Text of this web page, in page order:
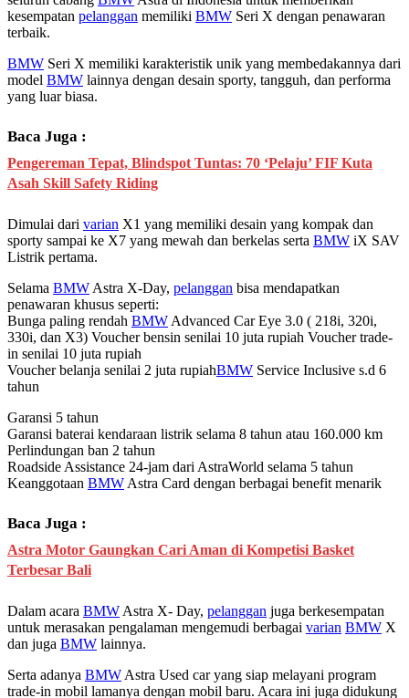
kesempatan pelanggan memiliki BMW Seri X dengan penawaran
terbaik.
BMW Seri X memiliki karakteristik unik yang membedakannya dari
model BMW lainnya dengan desain sporty, tangguh, dan performa
yang luar biasa.
Baca Juga :
Pengereman Tepat, Blindspot Tuntas: 70 ‘Pelaju’ FIF Kuta
Asah Skill Safety Riding
Dimulai dari varian X1 yang memiliki desain yang kompak dan
sporty sampai ke X7 yang mewah dan berkelas serta BMW iX SAV
Listrik pertama.
Selama BMW Astra X-Day, pelanggan bisa mendapatkan
penawaran khusus seperti:
Bunga paling rendah BMW Advanced Car Eye 3.0 ( 218i, 320i,
330i, dan X3) Voucher bensin senilai 10 juta rupiah Voucher trade-
in senilai 10 juta rupiah
Voucher belanja senilai 2 juta rupiah⁠BMW Service Inclusive s.d 6
tahun
⁠Garansi 5 tahun
Garansi baterai kendaraan listrik selama 8 tahun atau 160.000 km
Perlindungan ban 2 tahun
Roadside Assistance 24-jam dari AstraWorld selama 5 tahun
⁠Keanggotaan BMW Astra Card dengan berbagai benefit menarik
Baca Juga :
Astra Motor Gaungkan Cari Aman di Kompetisi Basket
Terbesar Bali
Dalam acara BMW Astra X- Day, pelanggan juga berkesempatan
untuk merasakan pengalaman mengemudi berbagai varian BMW X
dan juga BMW lainnya.
Serta adanya BMW Astra Used car yang siap melayani program
trade-in mobil lamanya dengan mobil baru. Acara ini juga didukung